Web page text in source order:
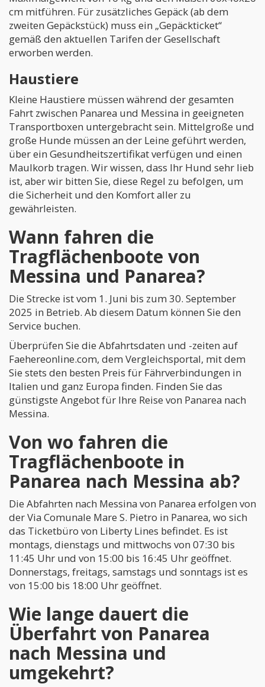
cm mitführen. Für zusätzliches Gepäck (ab dem
zweiten Gepäckstück) muss ein „Gepäckticket“
gemäß den aktuellen Tarifen der Gesellschaft
erworben werden.
Haustiere
Kleine Haustiere müssen während der gesamten
Fahrt zwischen Panarea und Messina in geeigneten
Transportboxen untergebracht sein. Mittelgroße und
große Hunde müssen an der Leine geführt werden,
über ein Gesundheitszertifikat verfügen und einen
Maulkorb tragen. Wir wissen, dass Ihr Hund sehr lieb
ist, aber wir bitten Sie, diese Regel zu befolgen, um
die Sicherheit und den Komfort aller zu
gewährleisten.
Wann fahren die
Tragflächenboote von
Messina und Panarea?
Die Strecke ist vom 1. Juni bis zum 30. September
2025 in Betrieb. Ab diesem Datum können Sie den
Service buchen.
Überprüfen Sie die Abfahrtsdaten und -zeiten auf
Faehereonline.com, dem Vergleichsportal, mit dem
Sie stets den besten Preis für Fährverbindungen in
Italien und ganz Europa finden. Finden Sie das
günstigste Angebot für Ihre Reise von Panarea nach
Messina.
Von wo fahren die
Tragflächenboote in
Panarea nach Messina ab?
Die Abfahrten nach Messina von Panarea erfolgen von
der Via Comunale Mare S. Pietro in Panarea, wo sich
das Ticketbüro von Liberty Lines befindet. Es ist
montags, dienstags und mittwochs von 07:30 bis
11:45 Uhr und von 15:00 bis 16:45 Uhr geöffnet.
Donnerstags, freitags, samstags und sonntags ist es
von 15:00 bis 18:00 Uhr geöffnet.
Wie lange dauert die
Überfahrt von Panarea
nach Messina und
umgekehrt?